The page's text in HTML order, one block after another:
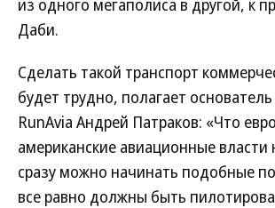
из одного мегаполиса в другой, к
Даби.
Сделать такой транспорт
будет трудно, полагает основатель
RunAvia Андрей Патраков: «Что
американские авиационные власти
сразу можно начинать подобные
все равно должны быть